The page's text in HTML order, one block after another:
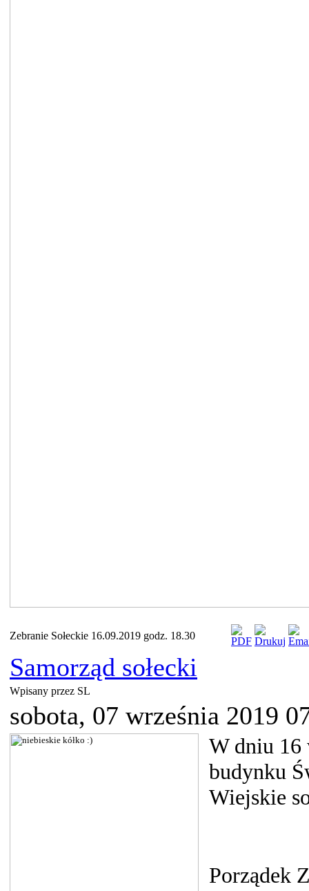
Zebranie Sołeckie 16.09.2019 godz. 18.30
Samorząd sołecki
Wpisany przez SL
sobota, 07 września 2019
W dniu 16
budynku
Wiejskie
Porządek